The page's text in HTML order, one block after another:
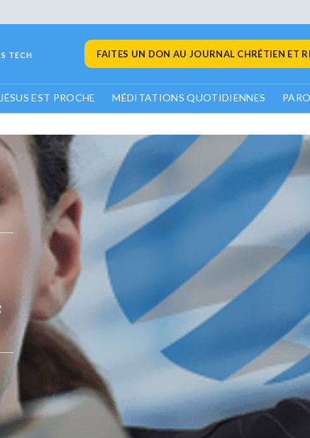
TECH FAITES UN DON AU JOURNAL CHRÉTIEN ET
EST PROCHE MÉDITATIONS QUOTIDIENNES